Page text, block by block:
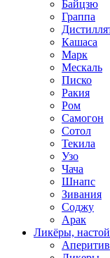
Байцзю
Граппа
Кашаса
Марк
Мескаль
Писко
Ракия
Ром
Самогон
Сотол
Текила
Узо
Чача
Шнапс
Зивания
Соджу
Арак
Ликёры,
Аперитив